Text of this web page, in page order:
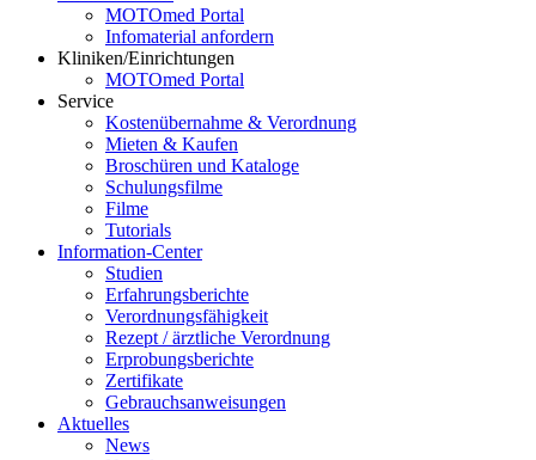
MOTOmed Portal
Infomaterial anfordern
Kliniken/Einrichtungen
MOTOmed Portal
Service
Kostenübernahme & Verordnung
Mieten & Kaufen
Broschüren und Kataloge
Schulungsfilme
Filme
Tutorials
Information-Center
Studien
Erfahrungsberichte
Verordnungsfähigkeit
Rezept / ärztliche Verordnung
Erprobungsberichte
Zertifikate
Gebrauchsanweisungen
Aktuelles
News